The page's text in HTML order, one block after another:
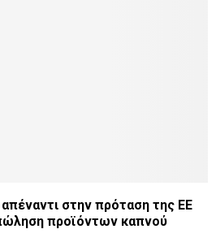
στην πρόταση της ΕΕ
προϊόντων καπνού